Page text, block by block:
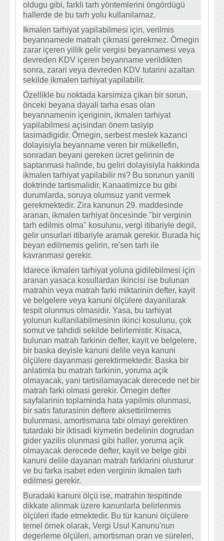
oldugu gibi, farkli tarh yöntemlerini öngördügü
hallerde de bu tarh yolu kullanilamaz.
Ikmalen tarhiyat yapilabilmesi için, verilmis
beyannamede matrah çikmasi gerekmez. Örnegin
zarar içeren yillik gelir vergisi beyannamesi veya
devreden KDV içeren beyanname verildikten
sonra, zarari veya devreden KDV tutarini azaltan
sekilde ikmalen tarhiyat yapilabilir.
Özellikle bu noktada karsimiza çikan bir sorun,
önceki beyana dayali tarha esas olan
beyannamenin içeriginin, ikmalen tarhiyat
yapilabilmesi açisindan önem tasiyip
tasimadigidir. Örnegin, serbest meslek kazanci
dolayisiyla beyanname veren bir mükellefin,
sonradan beyani gereken ücret gelirinin de
saptanmasi halinde, bu geliri dolayisiyla hakkinda
ikmalen tarhiyat yapilabilir mi? Bu sorunun yaniti
doktrinde tartismalidir. Kanaatimizce bu gibi
durumlarda, soruya olumsuz yanit vermek
gerekmektedir. Zira kanunun 29. maddesinde
aranan, ikmalen tarhiyat öncesinde "bir verginin
tarh edilmis olma" kosulunu, vergi itibariyle degil,
gelir unsurlari itibariyle aramak gerekir. Burada hiç
beyan edilmemis gelirin, re'sen tarh ile
kavranmasi gerekir.
Idarece ikmalen tarhiyat yoluna gidilebilmesi için
aranan yasaca kosullardan ikincisi ise bulunan
matrahin veya matrah farki miktarinin defter, kayit
ve belgelere veya kanuni ölçülere dayanilarak
tespit olunmus olmasidir. Yasa, bu tarhiyat
yolunun kullanilabilmesinin ikinci kosulunu, çok
somut ve tahdidi sekilde belirlemistir. Kisaca,
bulunan matrah farkinin defter, kayit ve belgelere,
bir baska deyisle kanuni delile veya kanuni
ölçülere dayanmasi gerektirmektedir. Baska bir
anlatimla bu matrah farkinin, yoruma açik
olmayacak, yani tartisilamayacak derecede net bir
matrah farki olmasi gerekir. Örnegin defter
sayfalarinin toplaminda hata yapilmis olunmasi,
bir satis faturasinin deftere aksettirilmemis
bulunmasi, amortismana tabi olmayi gerektiren
tutardaki bir iktisadi kiymetin bedelinin dogrudan
gider yazilis olunmasi gibi haller, yoruma açik
olmayacak derecede defter, kayit ve belge gibi
kanuni delile dayanan matrah farklarini olusturur
ve bu farka isabet eden verginin ikmalen tarh
edilmesi gerekir.
Buradaki kanuni ölçü ise, matrahin tespitinde
dikkate alinmak üzere kanunlarla belirlenmis
ölçüleri ifade etmektedir. Bu tür kanuni ölçülere
temel örnek olarak, Vergi Usul Kanunu'nun
degerleme ölçüleri, amortisman oran ve süreleri,